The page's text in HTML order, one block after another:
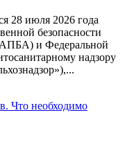
28 июля 2026 года
безопасности
и Федеральной
надзору